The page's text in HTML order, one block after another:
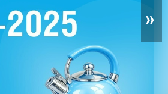
»